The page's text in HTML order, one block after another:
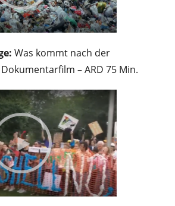
Was kommt nach der
– ARD 75 Min.